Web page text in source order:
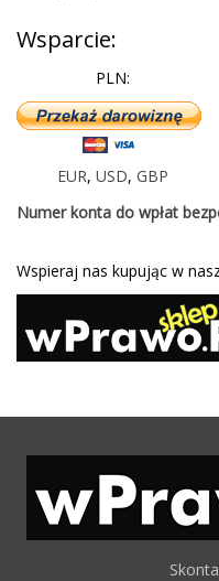
Wsparcie:
PLN:
EUR, USD, GBP
Numer konta do wpłat
Wspieraj nas kupując w